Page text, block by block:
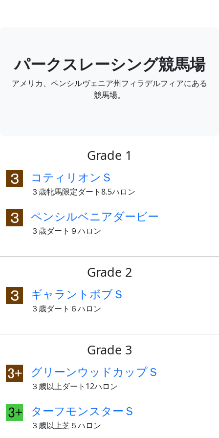
パークスレーシング競馬場
アメリカ、ペンシルヴェニア州フィラデルフィアにある
競馬場。
Grade 1
コティリオンＳ
３歳牝馬限定ダート8.5ハロン
ペンシルベニアダービー
３歳ダート９ハロン
Grade 2
ギャラントボブＳ
３歳ダート６ハロン
Grade 3
グリーンウッドカップＳ
３歳以上ダート12ハロン
ターフモンスターＳ
３歳以上芝５ハロン